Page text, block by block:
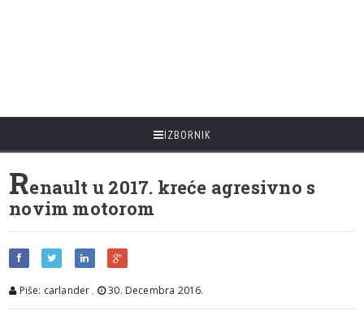
IZBORNIK
Renault u 2017. kreće agresivno s
novim motorom
Piše: carlander , 30. Decembra 2016.